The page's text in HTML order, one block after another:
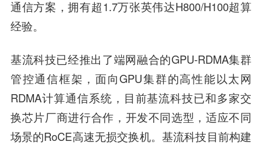
通信方案，拥有超1.7万张英伟达H800/H100超算
经验。
基流科技已经推出了端网融合的GPU-RDMA集群
管控通信框架，面向GPU集群的高性能以太网
RDMA计算通信系统，目前基流科技已和多家交
换芯片厂商进行合作，开发不同选型，适应不同
场景的RoCE高速无损交换机。基流科技目前构建